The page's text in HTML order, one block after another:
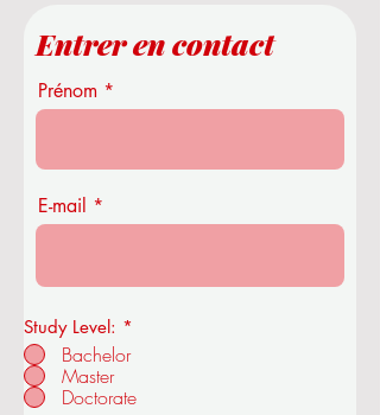
Académie royale d'économie et de
technologie de l'OUS
Entrer en contact
Prénom
E-mail
Study Level: *
Bachelor
Master
Doctorate